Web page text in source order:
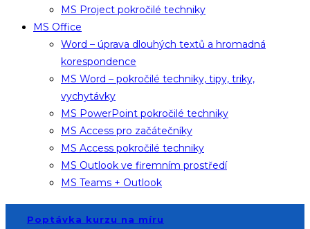
MS Project pokročilé techniky
MS Office
Word – úprava dlouhých textů a hromadná
korespondence
MS Word – pokročilé techniky, tipy, triky,
vychytávky
MS PowerPoint pokročilé techniky
MS Access pro začátečníky
MS Access pokročilé techniky
MS Outlook ve firemním prostředí
MS Teams + Outlook
Poptávka kurzu na míru